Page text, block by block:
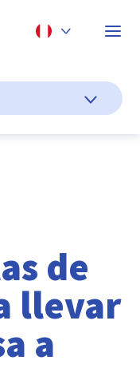
personal
de
llevar
a